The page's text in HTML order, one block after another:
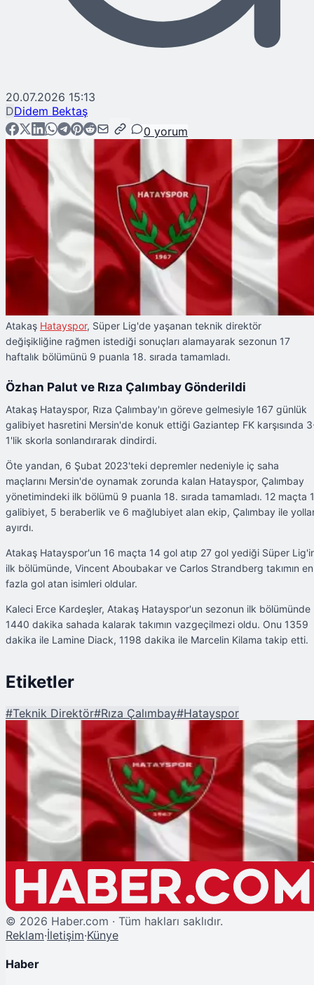
20.07.2026 15:13
DDidem Bektaş
0 yorum
Atakaş Hatayspor, Süper Lig'de yaşanan teknik direktör
değişikliğine rağmen istediği sonuçları alamayarak sezonun 17
haftalık bölümünü 9 puanla 18. sırada tamamladı.
Özhan Palut ve Rıza Çalımbay Gönderildi
Atakaş Hatayspor, Rıza Çalımbay'ın göreve gelmesiyle 167 günlük
galibiyet hasretini Mersin'de konuk ettiği Gaziantep FK karşısında
1'lik skorla sonlandırarak dindirdi.
Öte yandan, 6 Şubat 2023'teki depremler nedeniyle iç saha
maçlarını Mersin'de oynamak zorunda kalan Hatayspor, Çalımbay
yönetimindeki ilk bölümü 9 puanla 18. sırada tamamladı. 12 maçta 1
galibiyet, 5 beraberlik ve 6 mağlubiyet alan ekip, Çalımbay ile
ayırdı.
Atakaş Hatayspor'un 16 maçta 14 gol atıp 27 gol yediği Süper
ilk bölümünde, Vincent Aboubakar ve Carlos Strandberg takımın en
fazla gol atan isimleri oldular.
Kaleci Erce Kardeşler, Atakaş Hatayspor'un sezonun ilk bölümünde
1440 dakika sahada kalarak takımın vazgeçilmezi oldu. Onu 1359
dakika ile Lamine Diack, 1198 dakika ile Marcelin Kilama takip etti.
Etiketler
#Teknik Direktör#Rıza Çalımbay#Hatayspor
Hatayspor 17 Haftada 2 Teknik Direktör Gönderdi
© 2026 Haber.com · Tüm hakları saklıdır.
Reklam·İletişim·Künye
Haber